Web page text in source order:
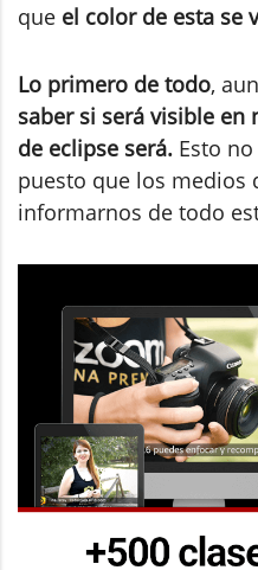
que el color de esta se
Lo primero de todo,
saber si será visible en
de eclipse será. Esto
puesto que los medios
informarnos de todo